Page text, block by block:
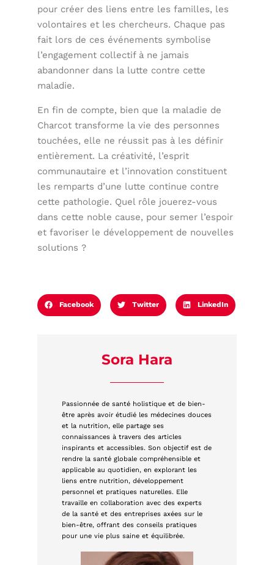
pour créer des liens entre les familles, les
volontaires et les chercheurs. Chaque pas
fait lors de ces événements symbolise
l’engagement collectif à ne jamais
abandonner dans la lutte contre cette
maladie.
En fin de compte, bien que la maladie de
Charcot transforme la vie des personnes
touchées, elle ne réussit pas à les définir
entièrement. La créativité, l’esprit
communautaire et l’innovation constituent
les remparts d’une lutte continue contre
cette pathologie. Quel rôle jouerez-vous
dans cette noble cause, pour semer l’espoir
et favoriser le développement de nouvelles
solutions ?
Facebook Twitter LinkedIn
Sora Hara
Passionnée de santé holistique et de bien-
être après avoir étudié les médecines douces
et la nutrition, elle partage ses
connaissances à travers des articles
inspirants et accessibles. Son objectif est de
rendre la santé globale compréhensible et
applicable au quotidien, en explorant les
liens entre nutrition, développement
personnel et pratiques naturelles. Elle
travaille en collaboration avec des experts
de la santé et des entreprises axées sur le
bien-être, offrant des conseils pratiques
pour une vie plus saine et équilibrée.